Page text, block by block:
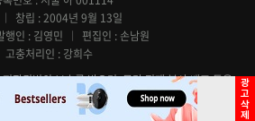
창립 2004년 9월 13일
행인 김영민 편집인
손남원
고충처리인
강희수
작권법의 보호를 받으며, 무단 전재 복사 배포 등을
@ OSEN All rights reserved.